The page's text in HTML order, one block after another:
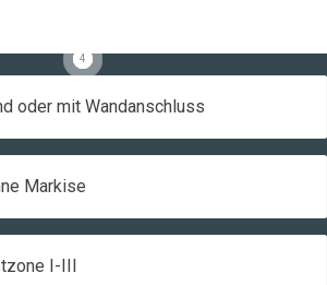
1
2
3
4
oder mit Wandanschluss
Markise
I-III